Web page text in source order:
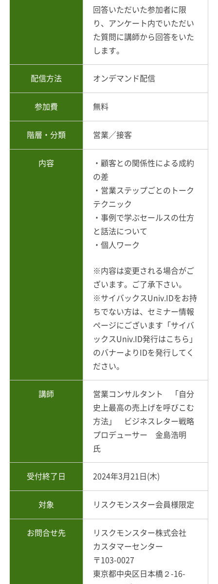
回答いただいた参加者に限
り、アンケート内でいただい
た質問に講師から回答をいた
します。
配信方法 オンデマンド配信
参加費 無料
階層・分類 営業／接客
内容
・顧客との関係性による成約
の差
・営業ステップごとのトーク
テクニック
・事例で学ぶセールスの仕方
と話法について
・個人ワーク
※内容は変更される場合がご
ざいます。ご了承下さい。
※サイバックスUniv.IDをお持
ちでない方は、セミナー情報
ページにございます「サイバ
ックスUniv.ID発行はこちら」
のバナーよりIDを発行してく
ださい。
講師
営業コンサルタント 「自分
史上最高の売上げを呼びこむ
方法」 ビジネスレター戦略
プロデューサー 金島浩明
氏
受付終了日 2024年3月21日(木)
対象 リスクモンスター会員様限定
お問合せ先
リスクモンスター株式会社
カスタマーセンター
〒103-0027
東京都中央区日本橋２-16-